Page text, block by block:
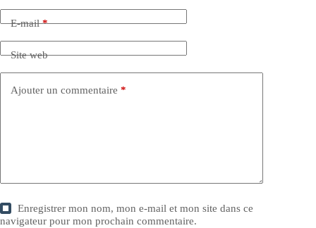
E-mail*
Site web
Ajouter un commentaire *
Enregistrer mon nom, mon e-mail et mon site dans ce
navigateur pour mon prochain commentaire.